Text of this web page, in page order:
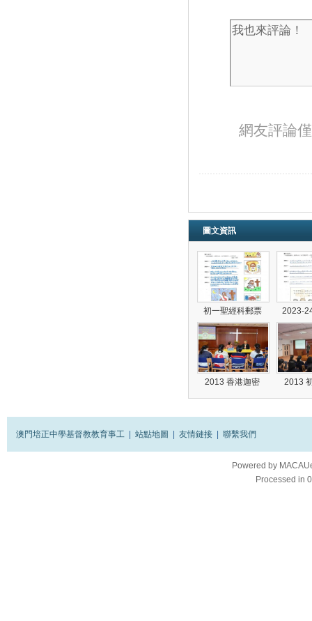
網友評論
圖文資訊
初一聖經科郵票 2023-
2013 香港迦密 2013
澳門培正中學基督教教育事工 | 站點地圖 | 友情鏈接 | 聯繫我們
Powered by
Processed in